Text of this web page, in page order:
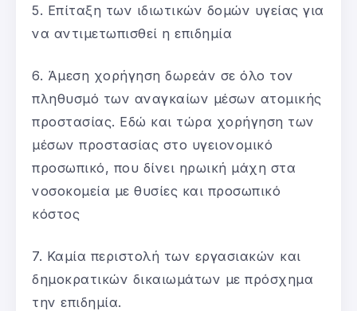
5. Επίταξη των ιδιωτικών δομών υγείας για
να αντιμετωπισθεί η επιδημία
6. Άμεση χορήγηση δωρεάν σε όλο τον
πληθυσμό των αναγκαίων μέσων ατομικής
προστασίας. Εδώ και τώρα χορήγηση των
μέσων προστασίας στο υγειονομικό
προσωπικό, που δίνει ηρωική μάχη στα
νοσοκομεία με θυσίες και προσωπικό
κόστος
7. Καμία περιστολή των εργασιακών και
δημοκρατικών δικαιωμάτων με πρόσχημα
την επιδημία.